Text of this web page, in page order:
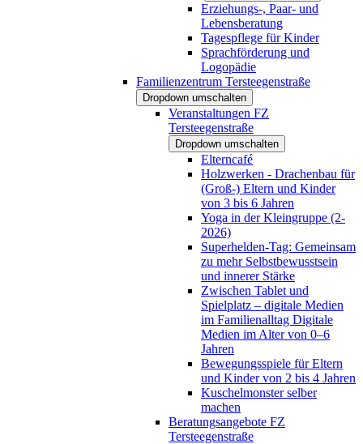
Erziehungs-, Paar- und
Lebensberatung
Tagespflege für Kinder
Sprachförderung und
Logopädie
Familienzentrum Tersteegenstraße
Dropdown umschalten
Veranstaltungen FZ
Tersteegenstraße
Dropdown umschalten
Elterncafé
Holzwerken - Drachenbau für
(Groß-) Eltern und Kinder
von 3 bis 6 Jahren
Yoga in der Kleingruppe (2-
2026)
Superhelden-Tag: Gemeinsam
zu mehr Selbstbewusstsein
und innerer Stärke
Zwischen Tablet und
Spielplatz – digitale Medien
im Familienalltag Digitale
Medien im Alter von 0–6
Jahren
Bewegungsspiele für Eltern
und Kinder von 2 bis 4 Jahren
Kuschelmonster selber
machen
Beratungsangebote FZ
Tersteegenstraße